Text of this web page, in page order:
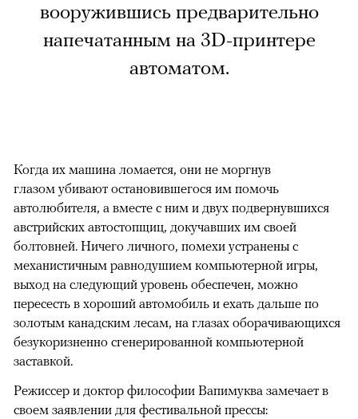
вооружившись предварительно
напечатанным на 3D-принтере
автоматом.
Когда их машина ломается, они не моргнув
глазом убивают остановившегося им помочь
автолюбителя, а вместе с ним и двух подвернувшихся
австрийских автостопщиц, докучавших им своей
болтовней. Ничего личного, помехи устранены с
механистичным равнодушием компьютерной игры,
выход на следующий уровень обеспечен, можно
пересесть в хороший автомобиль и ехать дальше по
золотым канадским лесам, на глазах оборачивающихся
безукоризненно сгенерированной компьютерной
заставкой.
Режиссер и доктор философии Вапимуква замечает в
своем заявлении для фестивальной прессы: